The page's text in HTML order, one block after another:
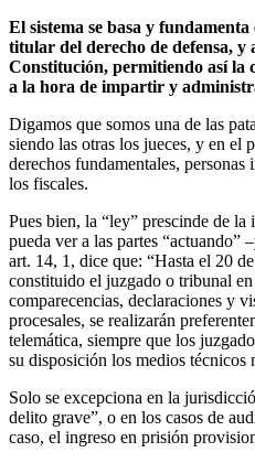
El sistema se basa y
titular del derecho de defensa, y
Constitución, permitiendo así la
a la hora de impartir y
Digamos que somos una de las
siendo las otras los jueces, y en el
derechos fundamentales, personas
los fiscales.
Pues bien, la “ley” prescinde de
pueda ver a las partes “actuando”
art. 14, 1, dice que: “Hasta el 20
constituido el juzgado o tribunal
comparecencias, declaraciones y
procesales, se realizarán
telemática, siempre que los
su disposición los medios técnicos
Solo se excepciona en la
delito grave”, o en los casos de
caso, el ingreso en prisión